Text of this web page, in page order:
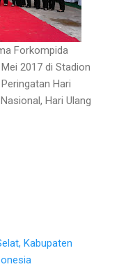
Forkompida
2017 di Stadion
Hari
Hari Ulang
Kabupaten